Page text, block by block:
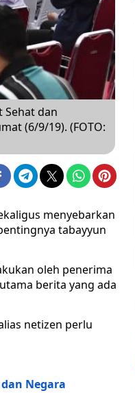
Sehat dan
(6/9/19). (FOTO:
menyebarkan
tabayyun
oleh penerima
berita yang ada
netizen perlu
Negara